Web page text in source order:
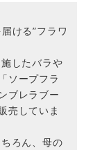
ける”フラワ
したバラや
ソープフラ
ブレラブー
売していま
ろん、母の